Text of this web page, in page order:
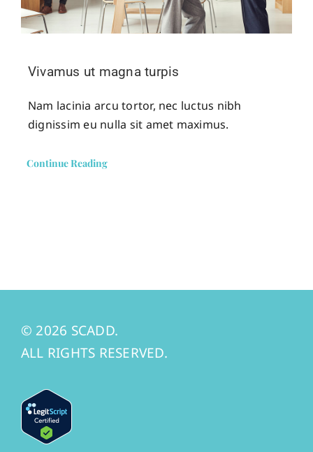
Vivamus ut magna turpis
Nam lacinia arcu tortor, nec luctus nibh
dignissim eu nulla sit amet maximus.
Continue Reading
© 2026 SCADD.
ALL RIGHTS RESERVED.